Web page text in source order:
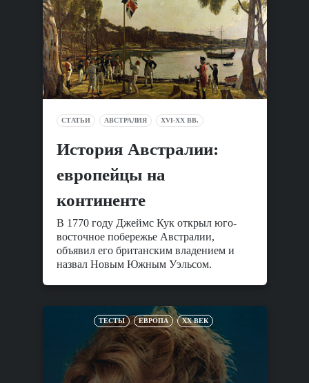
СТАТЬИ АВСТРАЛИЯ XVI-XX ВВ.
История Австралии:
европейцы на
континенте
В 1770 году Джеймс Кук открыл юго-
восточное побережье Австралии,
объявил его британским владением и
назвал Новым Южным Уэльсом.
ТЕСТЫ ЕВРОПА XX ВЕК